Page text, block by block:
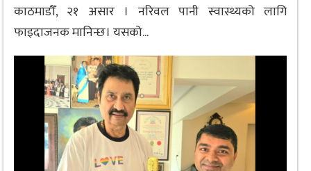
काठमाडौँ, २१ असार । नरिवल पानी स्वास्थ्यको लागि
फाइदाजनक मानिन्छ। यसको...